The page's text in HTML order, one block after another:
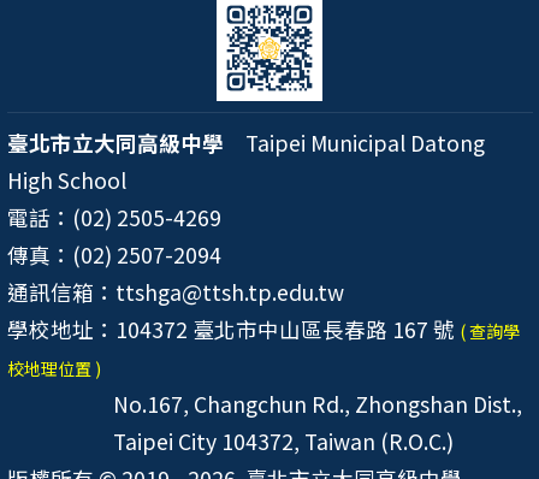
臺北市立大同高級中學 Taipei Municipal Datong
High School
電話：(02) 2505-4269
傳真：(02) 2507-2094
通訊信箱：ttshga@ttsh.tp.edu.tw
學校地址：104372 臺北市中山區長春路 167 號 ( 查詢學
校地理位置 )
No.167, Changchun Rd., Zhongshan Dist.,
Taipei City 104372, Taiwan (R.O.C.)